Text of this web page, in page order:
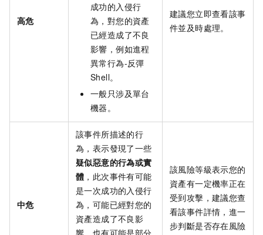
高危
成功的入侵行
為，對您的資產
已經造成了不良
影響，例如進程
異常行為-反彈
Shell。
一般只涉及單台
機器。
建議您立即查看該事
件並及時處理。
中危
該事件所描述的行
為，表示發現了一些
疑似惡意的行為或實
體 ，此次事件有可能
是一次成功的入侵行
為，可能已經對您的
資產造成了不良影
該風險等級表示您的
資產有一定機率正在
受到攻擊，建議您查
看該事件詳情，進一
步判斷是否存在風險